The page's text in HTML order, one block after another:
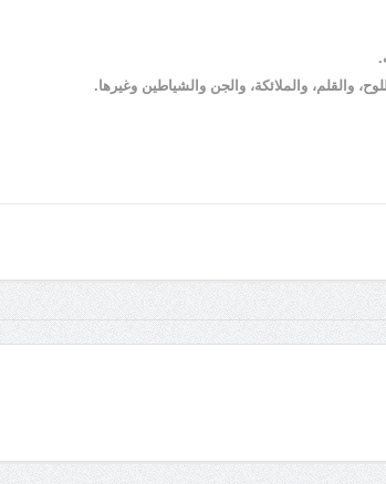
والقلم، والملائكة، والجن والشياطين وغيرها.